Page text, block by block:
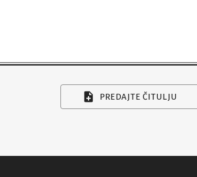
PREDAJTE ČITULJU